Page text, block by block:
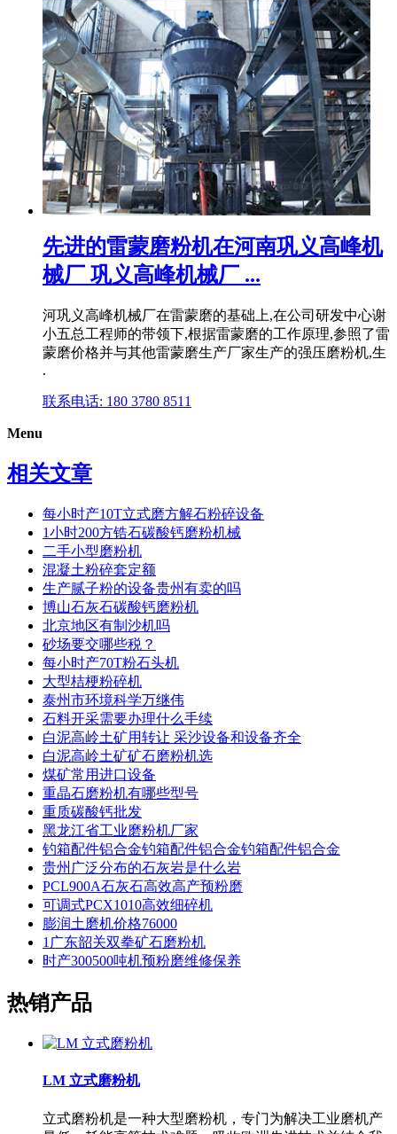
先进的雷蒙磨粉机在河南巩义高峰机
械厂 巩义高峰机械厂 ...
河巩义高峰机械厂在雷蒙磨的基础上,在公司研发中心谢
小五总工程师的带领下,根据雷蒙磨的工作原理,参照了雷
蒙磨价格并与其他雷蒙磨生产厂家生产的强压磨粉机,生
.
联系电话: 180 3780 8511
Menu
相关文章
每小时产10T立式磨方解石粉碎设备
1小时200方锆石碳酸钙磨粉机械
二手小型磨粉机
混凝土粉碎套定额
生产腻子粉的设备贵州有卖的吗
博山石灰石碳酸钙磨粉机
北京地区有制沙机吗
砂场要交哪些税？
每小时产70T粉石头机
大型桔梗粉碎机
泰州市环境科学万继伟
石料开采需要办理什么手续
白泥高岭土矿用转让 采沙设备和设备齐全
白泥高岭土矿矿石磨粉机选
煤矿常用进口设备
重晶石磨粉机有哪些型号
重质碳酸钙批发
黑龙江省工业磨粉机厂家
钓箱配件铝合金钓箱配件铝合金钓箱配件铝合金
贵州广泛分布的石灰岩是什么岩
PCL900A石灰石高效高产预粉磨
可调式PCX1010高效细碎机
膨润土磨机价格76000
1广东韶关双拳矿石磨粉机
时产300500吨机预粉磨维修保养
热销产品
LM 立式磨粉机
立式磨粉机是一种大型磨粉机，专门为解决工业磨机产